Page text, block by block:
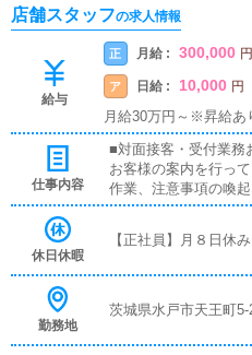
店舗スタッフの求人情報
給与
正 月給 : 300,000 円
ア 日給 : 10,000 円
月給30万円～※昇給あ
仕事内容
■対面接客・受付業務
お客様の案内を行っ
作業、注意事項の喚
アルや、先輩スタッ
す。■PC更新業務ヘ
はボタンを押すだけ
きます。■清掃・備品
休日休暇
【正社員】月８日休
勤務地
茨城県水戸市天王町5-